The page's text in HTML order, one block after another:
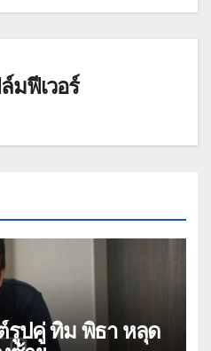
มฟีเวอร์
รูปคู่ ทิม พิธา หลุด